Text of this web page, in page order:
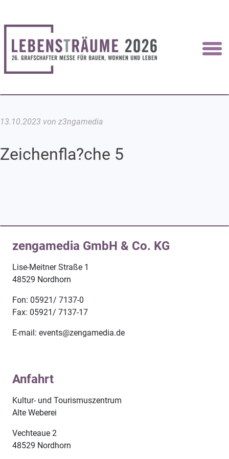
13.10.2023 von z3ngamedia
Zeichenfla?che 5
zengamedia GmbH & Co. KG
Lise-Meitner Straße 1
48529 Nordhorn
Fon: 05921/ 7137-0
Fax: 05921/ 7137-17
E-mail: events@zengamedia.de
Anfahrt
Kultur- und Tourismuszentrum
Alte Weberei
Vechteaue 2
48529 Nordhorn